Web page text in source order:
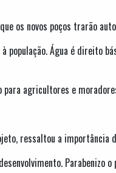
os novos poços trarão
população. Água é direito
agricultores e
ressaltou a